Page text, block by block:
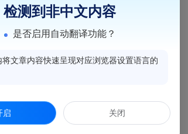
师备课，保证教学质量；
学工作的需要；
式和结业式工作；
检测到非中文内容
是否启用自动翻译功能？
将文章内容快速呈现对应浏览器设置语言的
启 关闭